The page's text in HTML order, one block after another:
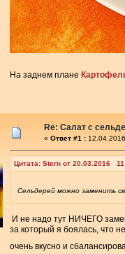
На заднем плане
Re: Салат с
« Ответ #1 :
Цитата: Stern от 20.03.2016
Сельдерей можно заменить
И не надо тут НИЧЕГО
за который я боялась, что
очень вкусно и